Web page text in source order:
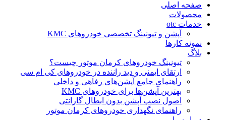
صفحه اصلی
محصولات
خدمات otc
آپشن و تیونینگ تخصصی خودروهای KMC
نمونه کارها
بلاگ
تیونینگ خودروهای کرمان موتور چیست؟
ارتقای ایمنی و دید راننده در خودروهای کی ام سی
راهنمای جامع آپشن‌های رفاهی و داخلی
بهترین آپشن‌ها برای خودروهای KMC
اصول نصب آپشن بدون ابطال گارانتی
راهنمای نگهداری خودروهای کرمان موتور